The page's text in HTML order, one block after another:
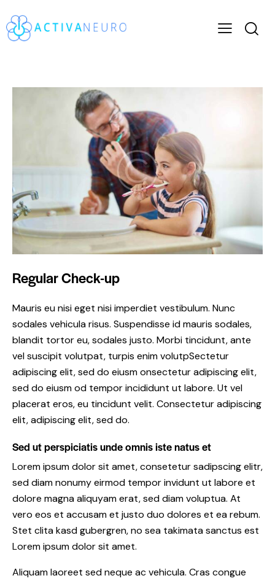
Regular Check-up
Mauris eu nisi eget nisi imperdiet vestibulum. Nunc
sodales vehicula risus. Suspendisse id mauris sodales,
blandit tortor eu, sodales justo. Morbi tincidunt, ante
vel suscipit volutpat, turpis enim volutpSectetur
adipiscing elit, sed do eiusm onsectetur adipiscing elit,
sed do eiusm od tempor incididunt ut labore. Ut vel
placerat eros, eu tincidunt velit. Consectetur adipiscing
elit, adipiscing elit, sed do.
Sed ut perspiciatis unde omnis iste natus et
Lorem ipsum dolor sit amet, consetetur sadipscing elitr,
sed diam nonumy eirmod tempor invidunt ut labore et
dolore magna aliquyam erat, sed diam voluptua. At
vero eos et accusam et justo duo dolores et ea rebum.
Stet clita kasd gubergren, no sea takimata sanctus est
Lorem ipsum dolor sit amet.
Aliquam laoreet sed neque ac vehicula. Cras congue